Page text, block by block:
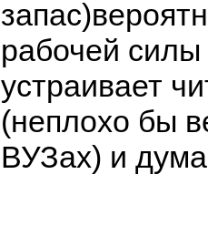
рабочей силы
устраивает
(неплохо бы
ВУЗах) и